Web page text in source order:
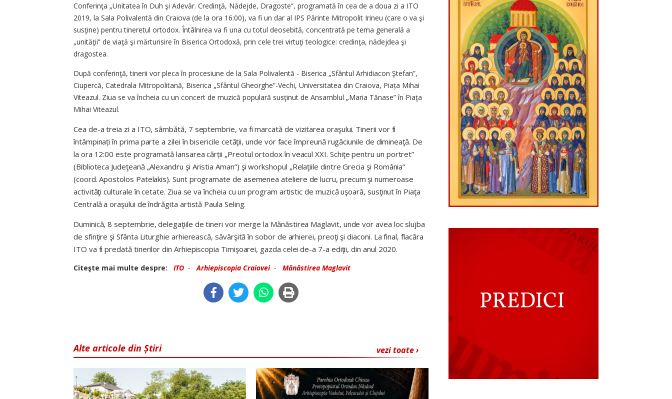
Conferinţa „Unitatea în Duh şi Adevăr. Credinţă, Nădejde, Dragoste”, programată în cea de a doua zi a ITO
2019, la Sala Polivalentă din Craiova (de la ora 16:00), va fi un dar al IPS Părinte Mitropolit Irineu (care o va şi
susţine) pentru tineretul ortodox. Întâlnirea va fi una cu totul deosebită, concentrată pe tema generală a
„unităţii” de viaţă şi mărturisire în Biserica Ortodoxă, prin cele trei virtuţi teologice: credinţa, nădejdea şi
dragostea.
După conferinţă, tinerii vor pleca în procesiune de la Sala Polivalentă - Biserica „Sfântul Arhidiacon Ştefan”,
Ciupercă, Catedrala Mitropolitană, Biserica „Sfântul Gheorghe”-Vechi, Universitatea din Craiova, Piața Mihai
Viteazul. Ziua se va încheia cu un concert de muzică populară susţinut de Ansamblul „Maria Tănase” în Piaţa
Mihai Viteazul.
Cea de-a treia zi a ITO, sâmbătă, 7 septembrie, va fi marcată de vizitarea oraşului. Tinerii vor fi
întâmpinați în prima parte a zilei în bisericile cetăţii, unde vor face împreună rugăciunile de dimineaţă. De
la ora 12:00 este programată lansarea cărții „Preotul ortodox în veacul XXI. Schiţe pentru un portret”
(Biblioteca Ju­deţeană „Alexandru şi Aristia Aman”) şi workshopul „Relaţiile dintre Grecia şi România”
(coord. Apostolos Patelakis). Sunt programate de asemenea ateliere de lucru, precum şi numeroase
activităţi culturale în cetate. Ziua se va încheia cu un program artistic de muzică uşoară, susţinut în Piaţa
Centrală a oraşului de îndrăgita artistă Paula Seling.
Duminică, 8 septembrie, delegaţiile de tineri vor merge la Mănăstirea Maglavit, unde vor avea loc slujba
de sfinţire şi Sfânta Liturghie arhierească, săvârşită în sobor de arhierei, preoţi şi diaconi. La final, flacăra
ITO va fi predată tinerilor din Arhiepiscopia Timişoarei, gazda celei de-a 7-a ediţii, din anul 2020.
Citeşte mai multe despre: ITO -Arhiepiscopia Craiovei- Mănăstirea Maglavit
vezi toate ›
Alte articole din Știri